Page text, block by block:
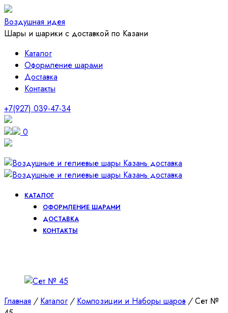
Воздушная идея
Шары и шарики с доставкой по Казани
Каталог
Оформление шарами
Доставка
Контакты
+7(927) 039-47-34
0
КАТАЛОГ
ОФОРМЛЕНИЕ ШАРАМИ
ДОСТАВКА
КОНТАКТЫ
Главная / Каталог / Композиции и Наборы шаров /Сет №